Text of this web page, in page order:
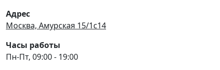
Адрес
Москва, Амурская 15/1с14
Часы работы
Пн-Пт, 09:00 - 19:00